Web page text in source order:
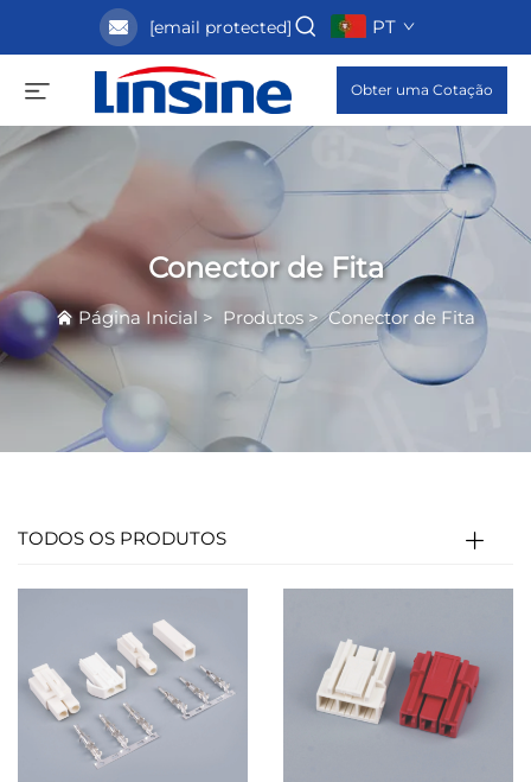
[email protected] PT
Obter uma Cotação
Conector de Fita
Página Inicial > Produtos >Conector de Fita
TODOS OS PRODUTOS